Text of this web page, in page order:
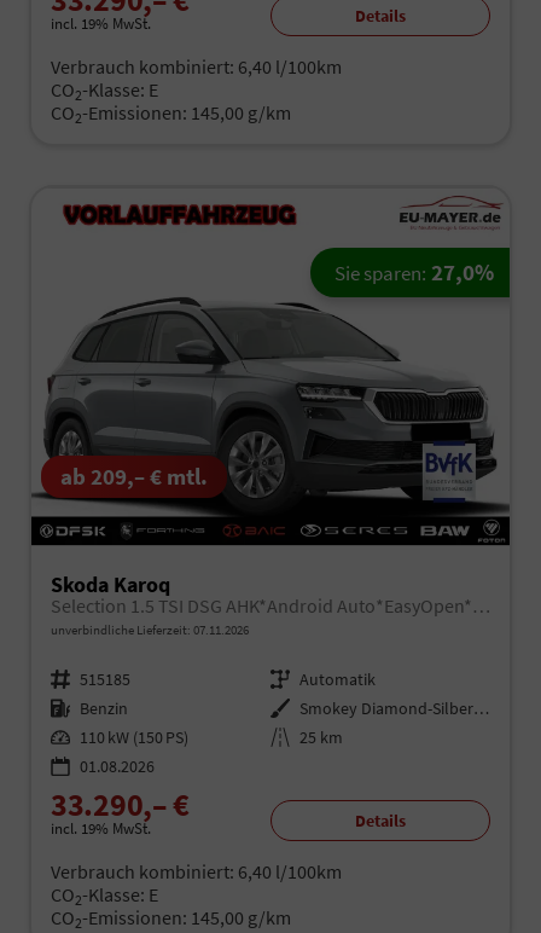
incl. 19% MwSt. Details
Verbrauch kombiniert: 6,40 l/100km
CO2-Klasse: E
CO2-Emissionen: 145,00 g/km
ab 209,– € mtl.
Skoda Karoq
Selection 1.5 TSI DSG AHK*Android Auto*EasyOpen*ACC*SHZ*Kamera*Keyless*PDC v/h*Klimaauto*SUNSET*LED
unverbindliche Lieferzeit: 07.11.2026
Fahrzeugnr. 515185 Getriebe Automatik
Kraftstoff Benzin Außenfarbe
Smokey Diamond-Silber Metallic
Leistung 110 kW (150 PS) Kilometerstand 25 km
01.08.2026
33.290,– €
incl. 19% MwSt.
Sie sparen: 27,0%
Details
Verbrauch kombiniert: 6,40 l/100km
CO2-Klasse: E
CO2-Emissionen: 145,00 g/km